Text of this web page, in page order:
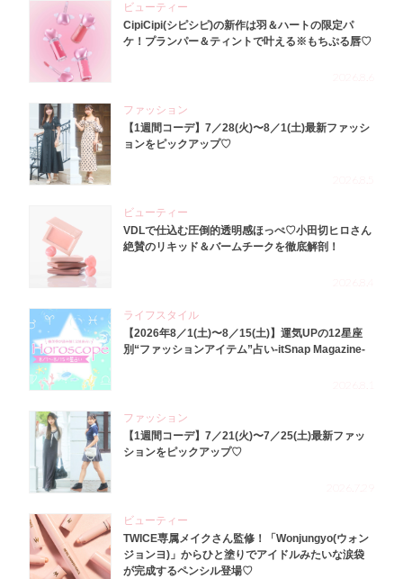
ビューティー
CipiCipi(シピシピ)の新作は羽＆ハートの限定パ
ケ！プランパー＆ティントで叶える※もちぷる唇♡
ファッション
【1週間コーデ】7／28(火)〜8／1(土)最新ファッシ
ョンをピックアップ♡
ビューティー
VDLで仕込む圧倒的透明感ほっぺ♡小田切ヒロさん
絶賛のリキッド＆バームチークを徹底解剖！
ライフスタイル
【2026年8／1(土)〜8／15(土)】運気UPの12星座
別“ファッションアイテム”占い-itSnap Magazine-
ファッション
【1週間コーデ】7／21(火)〜7／25(土)最新ファッ
ションをピックアップ♡
ビューティー
TWICE専属メイクさん監修！「Wonjungyo(ウォン
ジョンヨ)」からひと塗りでアイドルみたいな涙袋
が完成するペンシル登場♡